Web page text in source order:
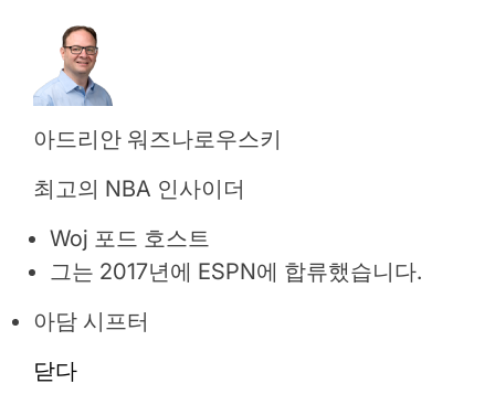
아드리안 워즈나로우스키
최고의 NBA 인사이더
Woj 포드 호스트
그는 2017년에 ESPN에 합류했습니다.
아담 시프터
닫다